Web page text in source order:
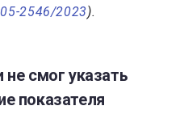
2546/2023).
не смог указать
показателя